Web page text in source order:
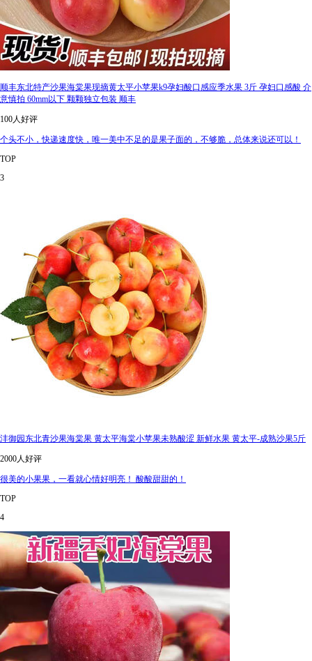
顺丰东北特产沙果海棠果现摘黄太平小苹果k9孕妇酸口感应季水果 3斤 孕妇口感酸 介
意慎拍 60mm以下 颗颗独立包装 顺丰
100人好评
个头不小，快递速度快，唯一美中不足的是果子面的，不够脆，总体来说还可以！
TOP
3
沣御园东北青沙果海棠果 黄太平海棠小苹果未熟酸涩 新鲜水果 黄太平-成熟沙果5斤
2000人好评
很美的小果果，一看就心情好明亮！ 酸酸甜甜的！
TOP
4